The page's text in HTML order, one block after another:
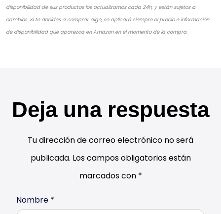
disponibilidad de sus productos los actualizamos cada 24h, y están sujetos a
cambios. Si te decides a comprar algo, se aplicará siempre el precio e información
de disponibilidad que aparezca en Amazon en el momento de la compra.
Deja una respuesta
Tu dirección de correo electrónico no será
publicada. Los campos obligatorios están
marcados con *
Nombre *